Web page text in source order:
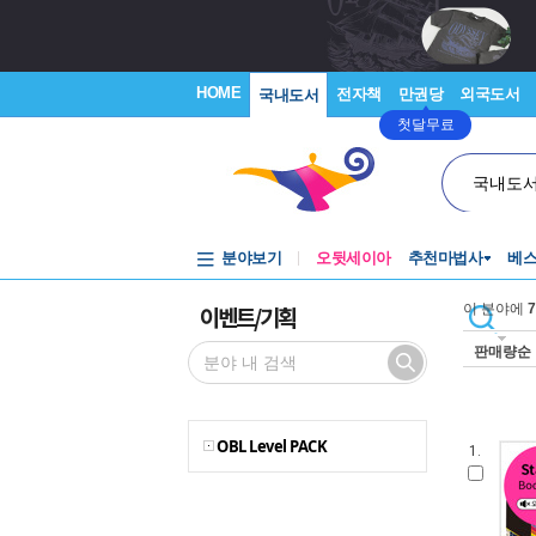
HOME 국내도서 전자책 만권당
첫달무료
외국도서
국내도
분야보기 오뒷세이아 추천마법사 베
이벤트/기획
OBL Level PACK
이 분야에 7
판매량순
1.